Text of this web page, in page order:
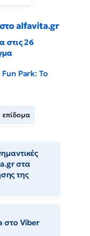
στο alfavita.gr
στις 26
Fun Park: Το
επίδομα
στα
της
στο Viber